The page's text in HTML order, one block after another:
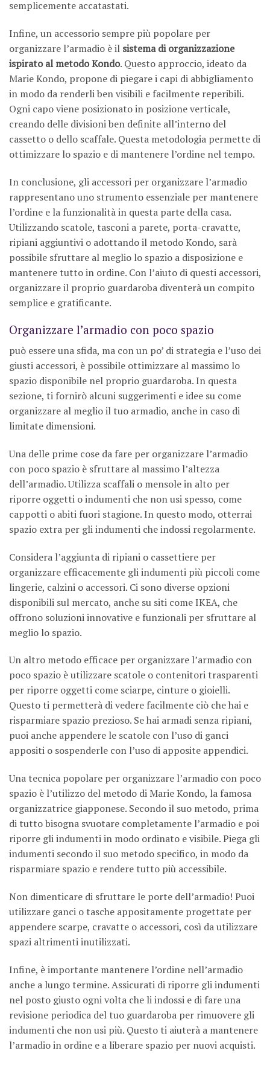
semplicemente accatastati.
Infine, un accessorio sempre più popolare per
organizzare l’armadio è il sistema di organizzazione
ispirato al metodo Kondo. Questo approccio, ideato da
Marie Kondo, propone di piegare i capi di abbigliamento
in modo da renderli ben visibili e facilmente reperibili.
Ogni capo viene posizionato in posizione verticale,
creando delle divisioni ben definite all’interno del
cassetto o dello scaffale. Questa metodologia permette di
ottimizzare lo spazio e di mantenere l’ordine nel tempo.
In conclusione, gli accessori per organizzare l’armadio
rappresentano uno strumento essenziale per mantenere
l’ordine e la funzionalità in questa parte della casa.
Utilizzando scatole, tasconi a parete, porta-cravatte,
ripiani aggiuntivi o adottando il metodo Kondo, sarà
possibile sfruttare al meglio lo spazio a disposizione e
mantenere tutto in ordine. Con l’aiuto di questi accessori,
organizzare il proprio guardaroba diventerà un compito
semplice e gratificante.
Organizzare l’armadio con poco spazio
può essere una sfida, ma con un po’ di strategia e l’uso dei
giusti accessori, è possibile ottimizzare al massimo lo
spazio disponibile nel proprio guardaroba. In questa
sezione, ti fornirò alcuni suggerimenti e idee su come
organizzare al meglio il tuo armadio, anche in caso di
limitate dimensioni.
Una delle prime cose da fare per organizzare l’armadio
con poco spazio è sfruttare al massimo l’altezza
dell’armadio. Utilizza scaffali o mensole in alto per
riporre oggetti o indumenti che non usi spesso, come
cappotti o abiti fuori stagione. In questo modo, otterrai
spazio extra per gli indumenti che indossi regolarmente.
Considera l’aggiunta di ripiani o cassettiere per
organizzare efficacemente gli indumenti più piccoli come
lingerie, calzini o accessori. Ci sono diverse opzioni
disponibili sul mercato, anche su siti come IKEA, che
offrono soluzioni innovative e funzionali per sfruttare al
meglio lo spazio.
Un altro metodo efficace per organizzare l’armadio con
poco spazio è utilizzare scatole o contenitori trasparenti
per riporre oggetti come sciarpe, cinture o gioielli.
Questo ti permetterà di vedere facilmente ciò che hai e
risparmiare spazio prezioso. Se hai armadi senza ripiani,
puoi anche appendere le scatole con l’uso di ganci
appositi o sospenderle con l’uso di apposite appendici.
Una tecnica popolare per organizzare l’armadio con poco
spazio è l’utilizzo del metodo di Marie Kondo, la famosa
organizzatrice giapponese. Secondo il suo metodo, prima
di tutto bisogna svuotare completamente l’armadio e poi
riporre gli indumenti in modo ordinato e visibile. Piega gli
indumenti secondo il suo metodo specifico, in modo da
risparmiare spazio e rendere tutto più accessibile.
Non dimenticare di sfruttare le porte dell’armadio! Puoi
utilizzare ganci o tasche appositamente progettate per
appendere scarpe, cravatte o accessori, così da utilizzare
spazi altrimenti inutilizzati.
Infine, è importante mantenere l’ordine nell’armadio
anche a lungo termine. Assicurati di riporre gli indumenti
nel posto giusto ogni volta che li indossi e di fare una
revisione periodica del tuo guardaroba per rimuovere gli
indumenti che non usi più. Questo ti aiuterà a mantenere
l’armadio in ordine e a liberare spazio per nuovi acquisti.